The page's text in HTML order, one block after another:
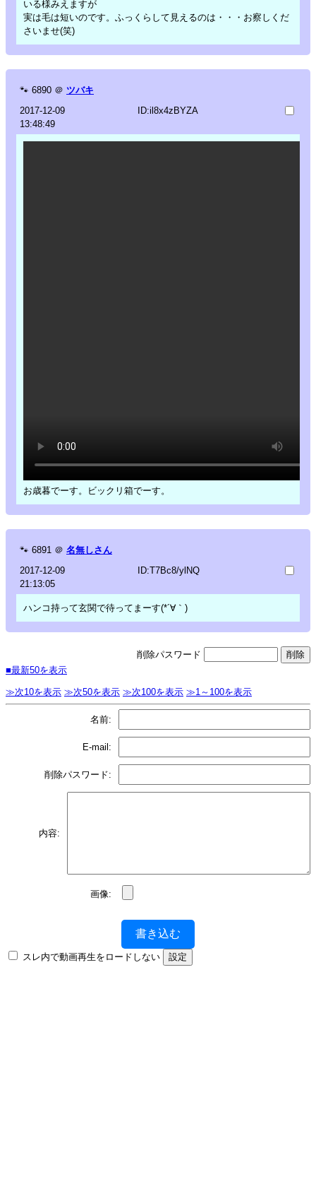
いる様みえますが
実は毛は短いのです。ふっくらして見えるのは・・・お察しくだ
さいませ(笑)
🐾 6890 ＠ ツバキ
2017-12-09
13:48:49
ID:il8x4zBYZA
お歳暮でーす。ビックリ箱でーす。
🐾 6891 ＠ 名無しさん
2017-12-09
21:13:05
ID:T7Bc8/ylNQ
ハンコ持って玄関で待ってまーす(*´∀｀)
削除パスワード
■最新50を表示
≫次10を表示 ≫次50を表示 ≫次100を表示 ≫1～100を表示
名前:
E-mail:
削除パスワード:
内容:
画像:
書き込む
スレ内で動画再生をロードしない